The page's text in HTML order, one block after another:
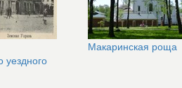
уездного
Макаринская роща